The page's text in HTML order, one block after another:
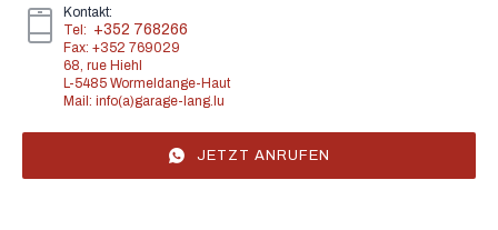
Kontakt:
Tel: +352 768266
Fax: +352 769029
68, rue Hiehl
L-5485 Wormeldange-Haut
Mail: info(a)garage-lang.lu
JETZT ANRUFEN